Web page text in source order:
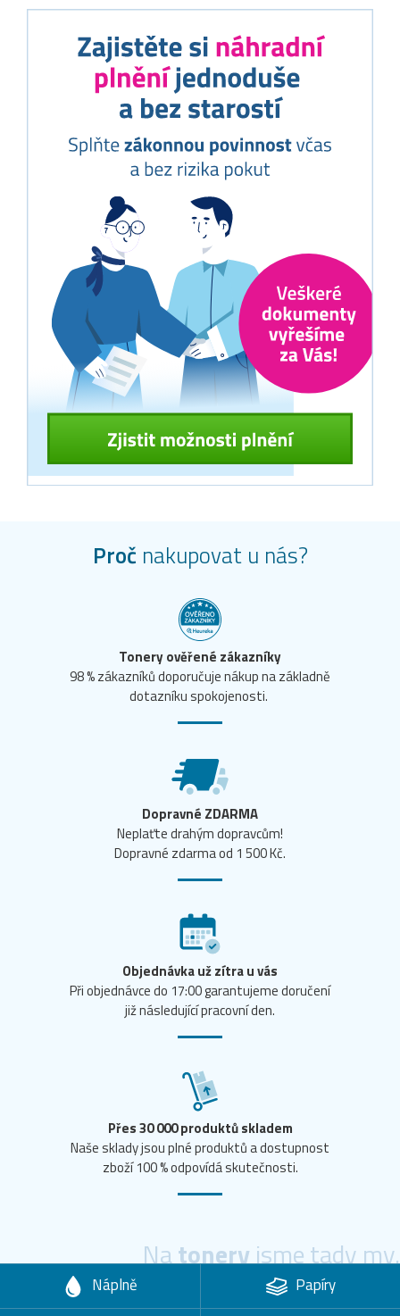
Proč nakupovat u nás?
Tonery ověřené zákazníky
98 % zákazníků doporučuje nákup na základně
dotazníku spokojenosti.
Dopravné ZDARMA
Neplaťte drahým dopravcům!
Dopravné zdarma od 1 500 Kč.
Objednávka už zítra u vás
Při objednávce do 17:00 garantujeme doručení
již následující pracovní den.
Přes 30 000 produktů skladem
Naše sklady jsou plné produktů a dostupnost
zboží 100 % odpovídá skutečnosti.
Natoneryjsme tady my.
Náplně
Papíry